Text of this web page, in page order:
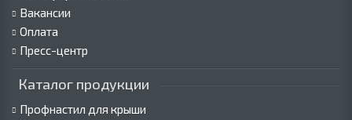
Вакансии
Оплата
Пресс-центр
Каталог продукции
Профнастил для крыши